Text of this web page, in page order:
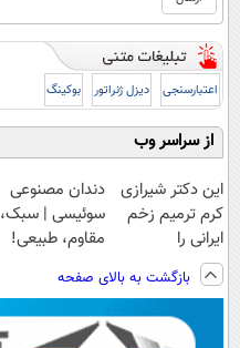
اعتبارسنجی دیزل ژنراتور بوکینگ
از سراسر وب
این دکتر شیرازی
کرم ترمیم زخم
ایرانی را
ساخت!!!
دندان مصنوعی
سوئیسی | سبک،
مقاوم، طبیعی!
رایگان+پرداخت
اقساطی😍
بازگشت به بالای صفحه